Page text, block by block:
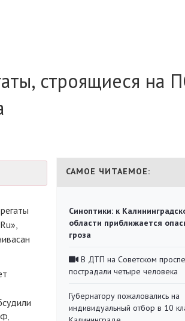
строящиеся на
САМОЕ ЧИТАЕМОЕ:
Синоптики: к
области приближается
гроза
В ДТП на Советском
пострадали четыре человека
Губернатору пожаловались на
индивидуальный отбор в 10